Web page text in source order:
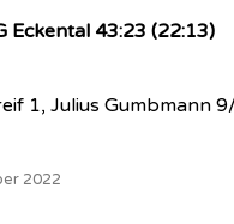
Eckental 43:23 (22:13)
1, Julius
2022